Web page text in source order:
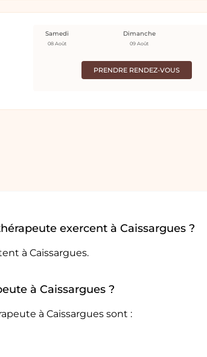
PRENDRE RENDEZ-VOUS
Samedi
08 Août
Dimanche
09 Août
exercent à Caissargues ?
à Caissargues.
à Caissargues ?
à Caissargues sont :